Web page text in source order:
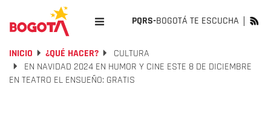
PQRS-BOGOTÁ TE ESCUCHA
INICIO ¿QUÉ HACER?
CULTURA
EN NAVIDAD 2024 EN HUMOR Y CINE ESTE 8 DE DICIEMBRE
EN TEATRO EL ENSUEÑO: GRATIS